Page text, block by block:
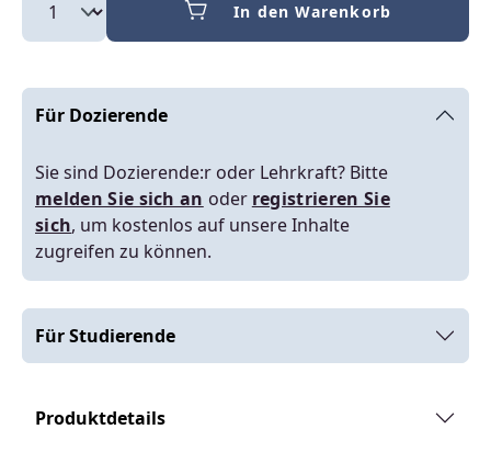
In den Warenkorb
Für Dozierende
Sie sind Dozierende:r oder Lehrkraft? Bitte
melden Sie sich an oder registrieren Sie
sich, um kostenlos auf unsere Inhalte
zugreifen zu können.
Für Studierende
Produktdetails